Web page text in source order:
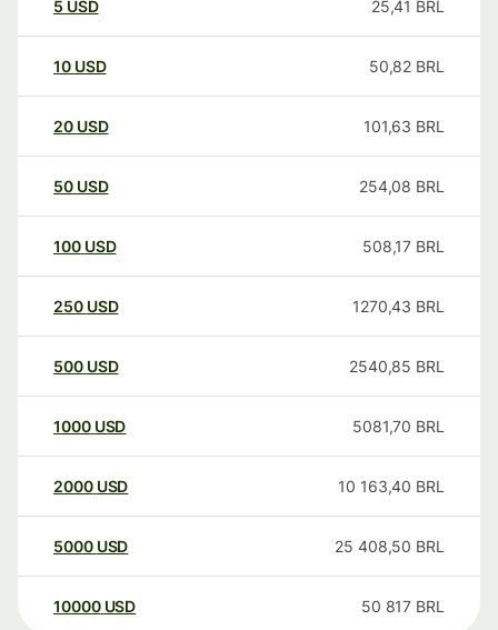
5 USD 25,41 BRL
10 USD 50,82 BRL
20 USD 101,63 BRL
50 USD 254,08 BRL
100 USD 508,17 BRL
250 USD 1270,43 BRL
500 USD 2540,85 BRL
1000 USD 5081,70 BRL
2000 USD 10 163,40 BRL
5000 USD 25 408,50 BRL
10000 USD 50 817 BRL